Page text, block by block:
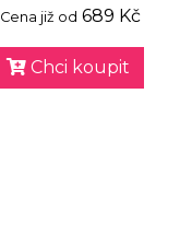
Cena již od 689 Kč
Chci koupit